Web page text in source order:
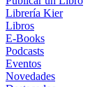
Librería Kier
Libros
E-Books
Podcasts
Eventos
Novedades